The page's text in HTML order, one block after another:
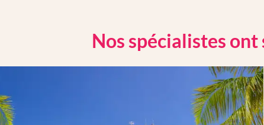
Nos spécialistes